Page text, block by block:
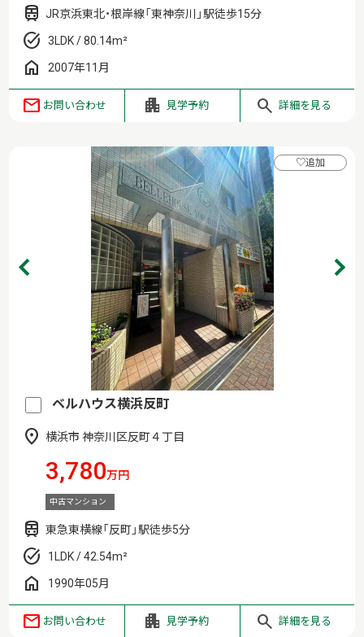
JR京浜東北・根岸線「東神奈川」駅徒歩15分
3LDK / 80.14m²
2007年11月
お問い合わせ 見学予約 詳細を見る
ベルハウス横浜反町
横浜市 神奈川区反町４丁目
3,780万円
中古マンション
東急東横線「反町」駅徒歩5分
1LDK / 42.54m²
1990年05月
♡追加
お問い合わせ 見学予約 詳細を見る